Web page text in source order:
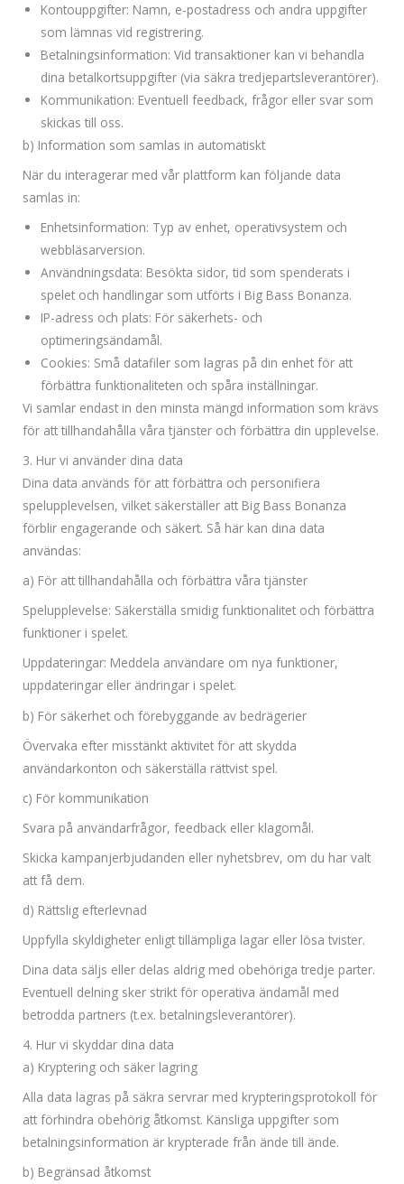
Kontouppgifter: Namn, e-postadress och andra uppgifter
som lämnas vid registrering.
Betalningsinformation: Vid transaktioner kan vi behandla
dina betalkortsuppgifter (via säkra tredjepartsleverantörer).
Kommunikation: Eventuell feedback, frågor eller svar som
skickas till oss.
b) Information som samlas in automatiskt
När du interagerar med vår plattform kan följande data
samlas in:
Enhetsinformation: Typ av enhet, operativsystem och
webbläsarversion.
Användningsdata: Besökta sidor, tid som spenderats i
spelet och handlingar som utförts i Big Bass Bonanza.
IP-adress och plats: För säkerhets- och
optimeringsändamål.
Cookies: Små datafiler som lagras på din enhet för att
förbättra funktionaliteten och spåra inställningar.
Vi samlar endast in den minsta mängd information som krävs
för att tillhandahålla våra tjänster och förbättra din upplevelse.
3. Hur vi använder dina data
Dina data används för att förbättra och personifiera
spelupplevelsen, vilket säkerställer att Big Bass Bonanza
förblir engagerande och säkert. Så här kan dina data
användas:
a) För att tillhandahålla och förbättra våra tjänster
Spelupplevelse: Säkerställa smidig funktionalitet och förbättra
funktioner i spelet.
Uppdateringar: Meddela användare om nya funktioner,
uppdateringar eller ändringar i spelet.
b) För säkerhet och förebyggande av bedrägerier
Övervaka efter misstänkt aktivitet för att skydda
användarkonton och säkerställa rättvist spel.
c) För kommunikation
Svara på användarfrågor, feedback eller klagomål.
Skicka kampanjerbjudanden eller nyhetsbrev, om du har valt
att få dem.
d) Rättslig efterlevnad
Uppfylla skyldigheter enligt tillämpliga lagar eller lösa tvister.
Dina data säljs eller delas aldrig med obehöriga tredje parter.
Eventuell delning sker strikt för operativa ändamål med
betrodda partners (t.ex. betalningsleverantörer).
4. Hur vi skyddar dina data
a) Kryptering och säker lagring
Alla data lagras på säkra servrar med krypteringsprotokoll för
att förhindra obehörig åtkomst. Känsliga uppgifter som
betalningsinformation är krypterade från ände till ände.
b) Begränsad åtkomst